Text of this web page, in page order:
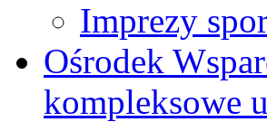
Imprezy
Ośrodek
kompleksowe